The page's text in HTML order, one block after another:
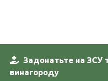
Задонатьте на ЗСУ
винагороду